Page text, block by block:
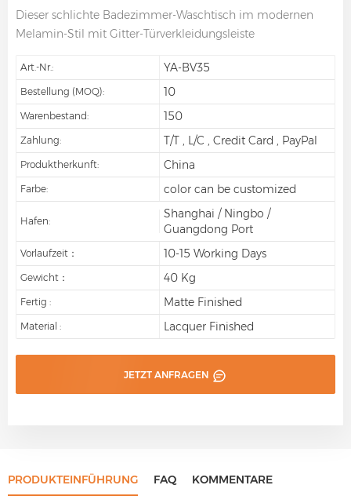
Dieser schlichte Badezimmer-Waschtisch im modernen
Melamin-Stil mit Gitter-Türverkleidungsleiste
Art.-Nr.: YA-BV35
Bestellung (MOQ): 10
Warenbestand: 150
Zahlung: T/T , L/C , Credit Card , PayPal
Produktherkunft: China
Farbe: color can be customized
Hafen:
Shanghai / Ningbo /
Guangdong Port
Vorlaufzeit： 10-15 Working Days
Gewicht： 40 Kg
Fertig : Matte Finished
Material : Lacquer Finished
JETZT ANFRAGEN
PRODUKTEINFÜHRUNG FAQ KOMMENTARE